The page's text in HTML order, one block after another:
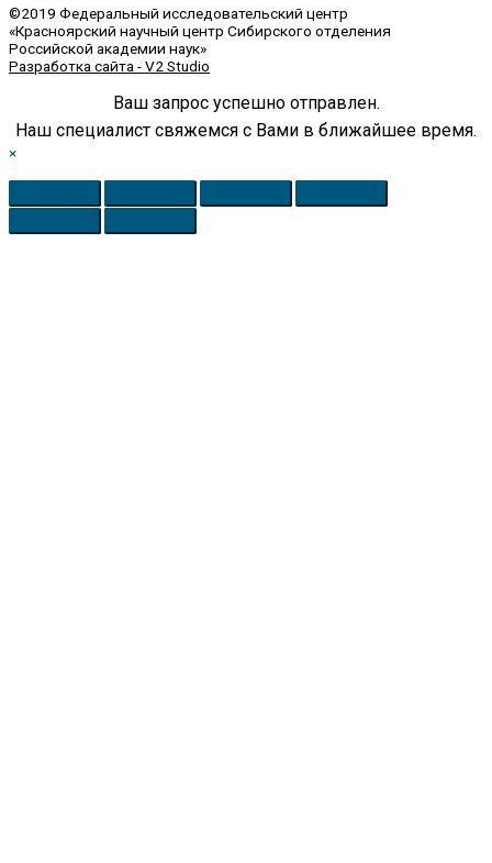
©2019 Федеральный исследовательский центр
«Красноярский научный центр Сибирского отделения
Российской академии наук»
Разработка сайта - V2 Studio
Ваш запрос успешно отправлен.
Наш специалист свяжемся с Вами в ближайшее время.
×